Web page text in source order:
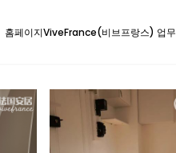
홈페이지ViveFrance(비브프랑스) 업무